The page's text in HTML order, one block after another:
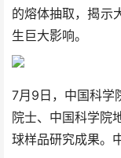
的熔体抽取，揭示
生巨大影响。
7月9日，中国科学
院士、中国科学院
球样品研究成果。